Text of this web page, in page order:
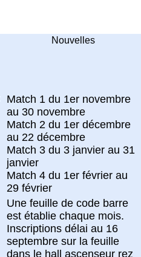
Nouvelles
Match 1 du 1er novembre
au 30 novembre
Match 2 du 1er décembre
au 22 décembre
Match 3 du 3 janvier au 31
janvier
Match 4 du 1er février au
29 février
Une feuille de code barre
est établie chaque mois.
Inscriptions délai au 16
septembre sur la feuille
dans le hall ascenseur rez